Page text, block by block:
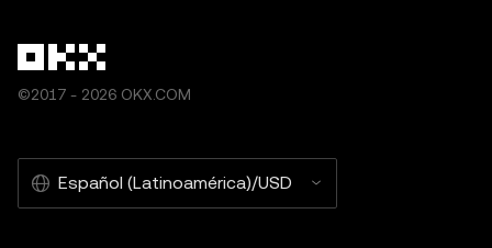
©2017 - 2026 OKX.COM
Español (Latinoamérica)/USD